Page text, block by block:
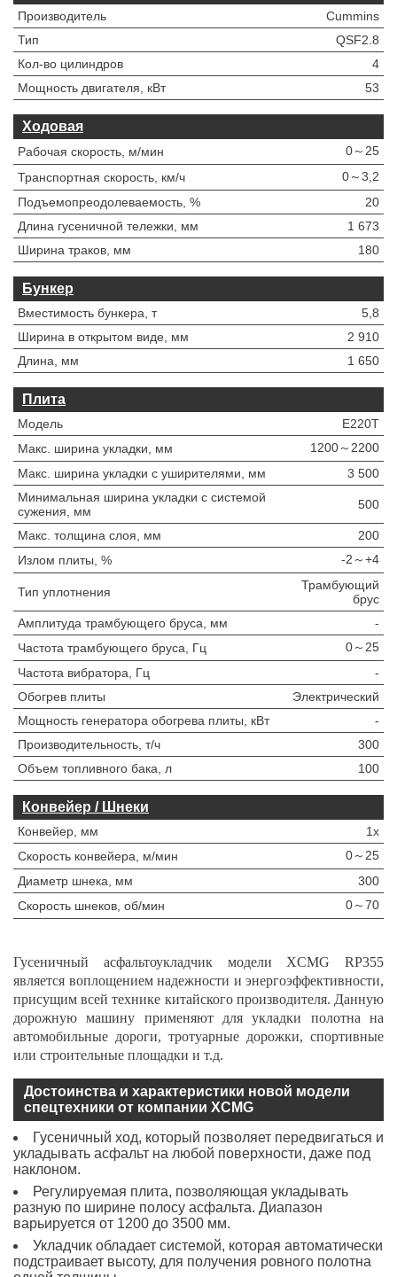
Производитель
Cummins
Тип
QSF2.8
Кол-во цилиндров
4
Мощность двигателя, кВт
53
Ходовая
Рабочая скорость, м/мин
0～25
Транспортная скорость, км/ч
0～3,2
Подъемопреодолеваемость, %
20
Длина гусеничной тележки, мм
1 673
Ширина траков, мм
180
Бункер
Вместимость бункера, т
5,8
Ширина в открытом виде, мм
2 910
Длина, мм
1 650
Плита
Модель
E220T
Макс. ширина укладки, мм
1200～2200
Макс. ширина укладки с уширителями, мм
3 500
Минимальная ширина укладки с системой
сужения, мм
500
Макс. толщина слоя, мм
200
Излом плиты, %
-2～+4
Тип уплотнения
Трамбующий
брус
Амплитуда трамбующего бруса, мм
-
Частота трамбующего бруса, Гц
0～25
Частота вибратора, Гц
-
Обогрев плиты
Электрический
Мощность генератора обогрева плиты, кВт
-
Производительность, т/ч
300
Объем топливного бака, л
100
Конвейер / Шнеки
Конвейер, мм
1x
Скорость конвейера, м/мин
0～25
Диаметр шнека, мм
300
Скорость шнеков, об/мин
0～70
Гусеничный асфальтоукладчик модели XCMG RP355
является воплощением надежности и энергоэффективности,
присущим всей технике китайского производителя. Данную
дорожную машину применяют для укладки полотна на
автомобильные дороги, тротуарные дорожки, спортивные
или строительные площадки и т.д.
Достоинства и характеристики новой модели
спецтехники от компании XCMG
Гусеничный ход, который позволяет передвигаться и
укладывать асфальт на любой поверхности, даже под
наклоном.
Регулируемая плита, позволяющая укладывать
разную по ширине полосу асфальта. Диапазон
варьируется от 1200 до 3500 мм.
Укладчик обладает системой, которая автоматически
подстраивает высоту, для получения ровного полотна